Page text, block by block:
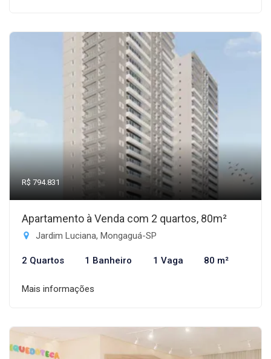
R$ 794.831
Apartamento à Venda com 2 quartos, 80m²
Jardim Luciana, Mongaguá-SP
2 Quartos 1 Banheiro 1 Vaga 80 m²
Mais informações